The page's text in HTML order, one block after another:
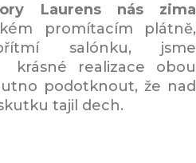
Laurens nás zima
promítacím plátně,
salónku, jsme
realizace obou
podotknout, že nad
tajil dech.